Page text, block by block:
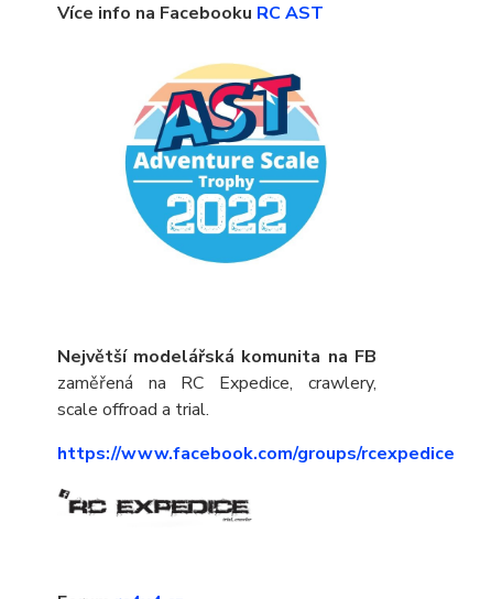
Více info na Facebooku RC AST
Největší modelářská komunita na FB
zaměřená na RC Expedice, crawlery,
scale offroad a trial.
https://www.facebook.com/groups/rcexpedice